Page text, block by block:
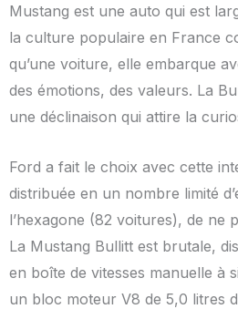
Mustang est une auto qui est
la culture populaire en France
qu’une voiture, elle embarque
des émotions, des valeurs. La
une déclinaison qui attire la
Ford a fait le choix avec cette
distribuée en un nombre limité
l’hexagone (82 voitures), de ne
La Mustang Bullitt est brutale,
en boîte de vitesses manuelle à
un bloc moteur V8 de 5,0 litres